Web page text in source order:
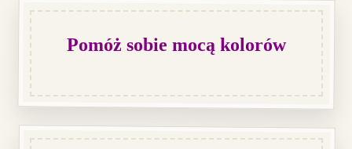
Pomóż sobie mocą kolorów